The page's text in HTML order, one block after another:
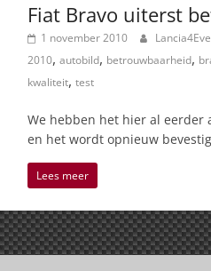
Fiat Bravo uiterst
1 november 2010
2010, autobild, betrouwbaarheid,
kwaliteit, test
We hebben het hier al eerder
en het wordt opnieuw
Lees meer